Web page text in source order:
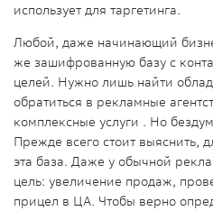
использует для таргетинга.
Любой, даже начинающий
же зашифрованную базу с
целей. Нужно лишь найти
обратиться в рекламные
комплексные услуги . Но
Прежде всего стоит выяснить,
эта база. Даже у обычной
цель: увеличение продаж,
прицел в ЦА. Чтобы верно